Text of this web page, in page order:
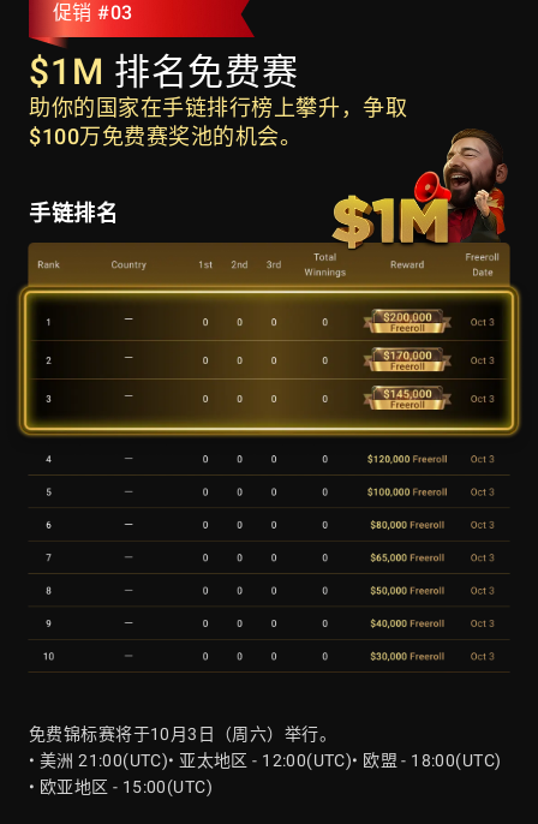
促销 #03
$1M 排名免费赛
助你的国家在手链排行榜上攀升，争取
$100万免费赛奖池的机会。
手链排名
免费锦标赛将于10月3日（周六）举行。
• 美洲 21:00(UTC)• 亚太地区 - 12:00(UTC)• 欧盟 - 18:00(UTC)
• 欧亚地区 - 15:00(UTC)